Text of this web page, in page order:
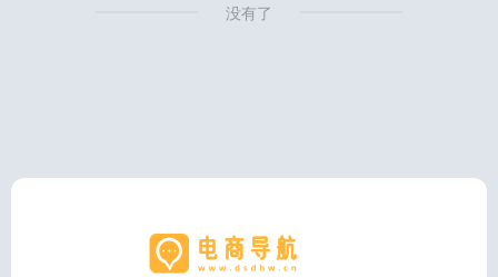
没有了